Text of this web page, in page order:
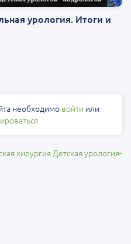
урология. Итоги и
необходимо войти или
хирургияДетская урология-